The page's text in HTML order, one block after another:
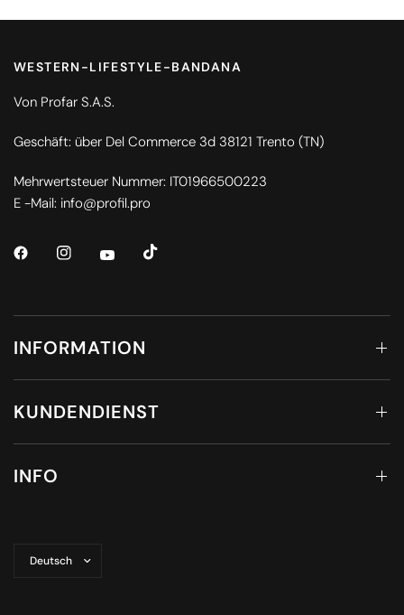
WESTERN-LIFESTYLE-BANDANA
Von Profar S.A.S.
Geschäft: über Del Commerce 3d 38121 Trento (TN)
Mehrwertsteuer Nummer: IT01966500223
E -Mail: info@profil.pro
INFORMATION
KUNDENDIENST
INFO
aktualisieren